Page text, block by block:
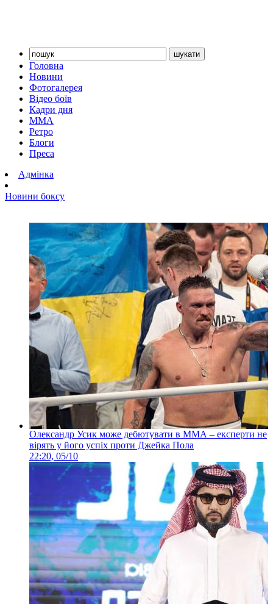
Головна
Новини
Фотогалерея
Відео боїв
Кадри дня
ММА
Ретро
Блоги
Преса
Адмінка
Новини боксу
Олександр Усик може дебютувати в ММА – експерти не
вірять у його успіх проти Джейка Пола
22:20, 05/10